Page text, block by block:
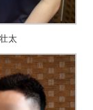
壮太